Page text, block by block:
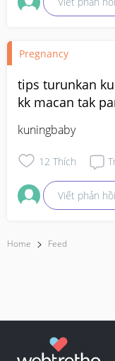
Pregnancy
tips turunkan
kk macan tak
kuningbaby
12 Thích
Viết phản hồi
Home Feed